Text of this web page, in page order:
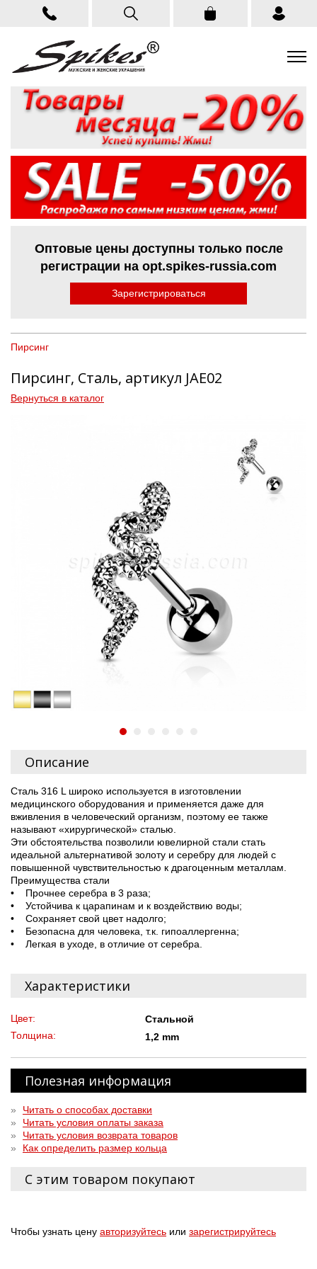
Оптовые цены доступны только после
регистрации на opt.spikes-russia.com
Зарегистрироваться
Пирсинг
Пирсинг, Сталь, артикул JAE02
Вернуться в каталог
Описание
Сталь 316 L широко используется в изготовлении
медицинского оборудования и применяется даже для
вживления в человеческий организм, поэтому ее также
называют «хирургической» сталью.
Эти обстоятельства позволили ювелирной стали стать
идеальной альтернативой золоту и серебру для людей с
повышенной чувствительностью к драгоценным металлам.
Преимущества стали
• Прочнее серебра в 3 раза;
• Устойчива к царапинам и к воздействию воды;
• Сохраняет свой цвет надолго;
• Безопасна для человека, т.к. гипоаллергенна;
• Легкая в уходе, в отличие от серебра.
Характеристики
Цвет:
Стальной
Толщина:
1,2 mm
Полезная информация
»
Читать о способах доставки
»
Читать условия оплаты заказа
»
Читать условия возврата товаров
»
Как определить размер кольца
С этим товаром покупают
Чтобы узнать цену авторизуйтесь или зарегистрируйтесь